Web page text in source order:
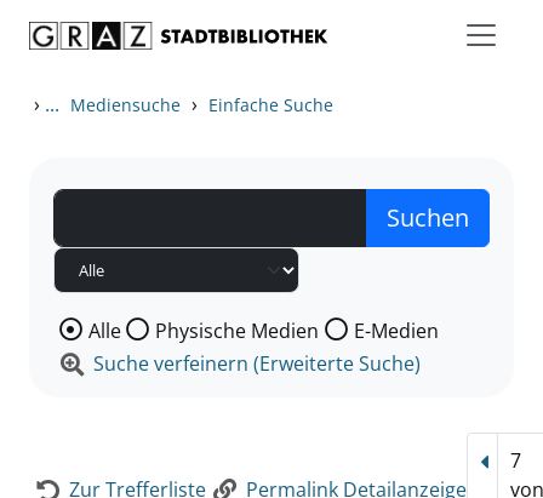
› ... Mediensuche › Einfache Suche
Wählen Sie die Medienart nach der Sie suchen wollen.
Alle Physische Medien
E-Medien
Suche verfeinern (Erweiterte Suche)
Zur Trefferliste Permalink Detailanzeige
7
von